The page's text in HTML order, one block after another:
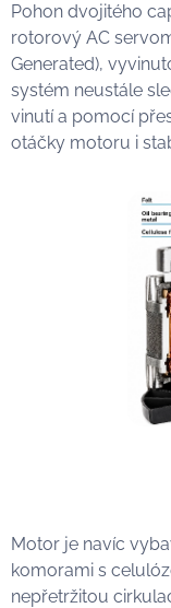
Pohon dvojitého
rotorový AC
Generated),
systém neustále
vinutí a pomocí
otáčky motoru i
Motor je navíc
komorami s
nepřetržitou